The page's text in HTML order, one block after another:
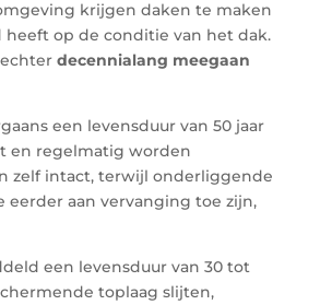
krijgen daken te maken
op de conditie van het dak.
echterdecennialang meegaan
een levensduur van 50 jaar
en regelmatig worden
zelf intact, terwijl onderliggende
aan vervanging toe zijn,
een levensduur van 30 tot
toplaag slijten,